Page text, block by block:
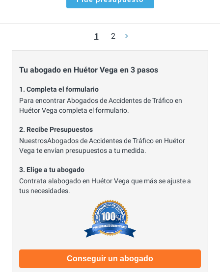
1 2
Tu abogado en Huétor Vega en 3 pasos
1. Completa el formulario
Para encontrar Abogados de Accidentes de Tráfico en
Huétor Vega completa el formulario.
2. Recibe Presupuestos
NuestrosAbogados de Accidentes de Tráfico en Huétor
Vega te envían presupuestos a tu medida.
3. Elige a tu abogado
Contrata alabogado en Huétor Vega que más se ajuste a
tus necesidades.
Conseguir un abogado